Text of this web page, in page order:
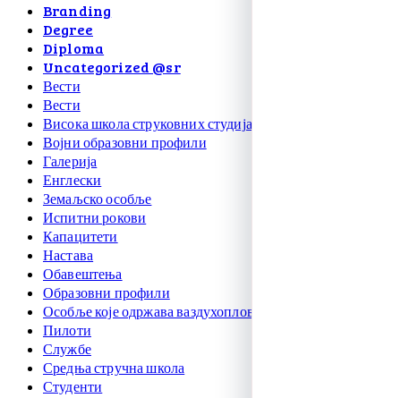
Branding
Degree
Diploma
Uncategorized @sr
Вести
Вести
Висока школа струковних студија
Војни образовни профили
Галерија
Енглески
Земаљско особље
Испитни рокови
Капацитети
Настава
Обавештења
Образовни профили
Особље које одржава ваздухоплове
Пилоти
Службе
Средња стручна школа
Студенти